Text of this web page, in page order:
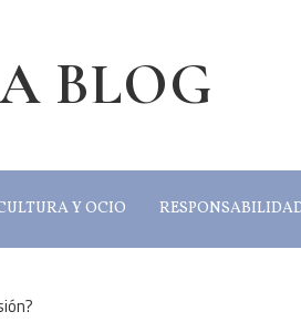
BLOG
Y OCIO